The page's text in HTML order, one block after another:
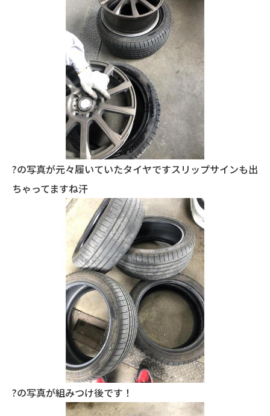
?の写真が元々履いていたタイヤですスリップサインも出
ちゃってますね汗
?の写真が組みつけ後です！